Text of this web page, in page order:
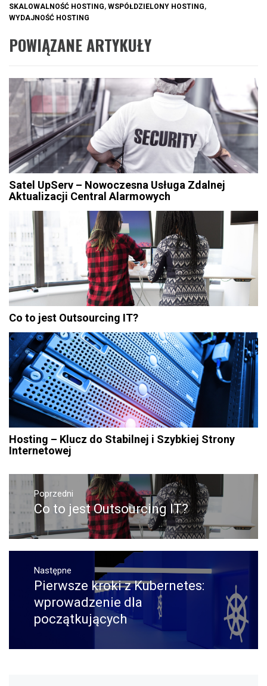
SKALOWALNOŚĆ HOSTING, WSPÓŁDZIELONY HOSTING,
WYDAJNOŚĆ HOSTING
POWIĄZANE ARTYKUŁY
Satel UpServ – Nowoczesna Usługa Zdalnej
Aktualizacji Central Alarmowych
Co to jest Outsourcing IT?
Hosting – Klucz do Stabilnej i Szybkiej Strony
Internetowej
Nawigacja
wpisuPoprzedni
Poprzedni
wpis:
Co to jest Outsourcing IT?
Następne
Następny
post:
Pierwsze kroki z Kubernetes:
wprowadzenie dla
początkujących